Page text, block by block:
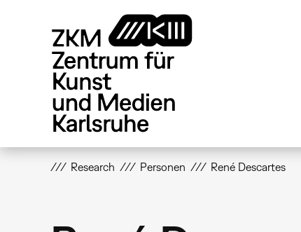
Research Personen René Descartes